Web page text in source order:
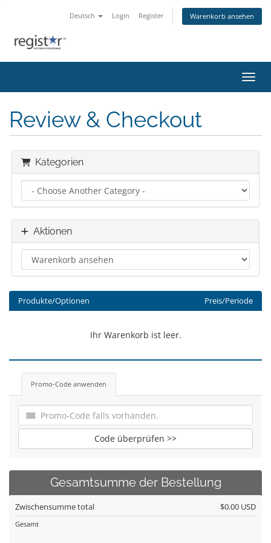
Deutsch Login Register Warenkorb ansehen
Review & Checkout
Kategorien
Aktionen
Produkte/Optionen Preis/Periode
Ihr Warenkorb ist leer.
Promo-Code anwenden
Code überprüfen >>
Gesamtsumme der Bestellung
Zwischensumme total $0.00 USD
Gesamt